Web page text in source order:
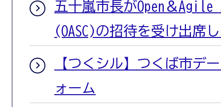
五十嵐市長がOpen＆
(OASC)の招待を受け出席
【つくシル】つくば市デ
ォーム